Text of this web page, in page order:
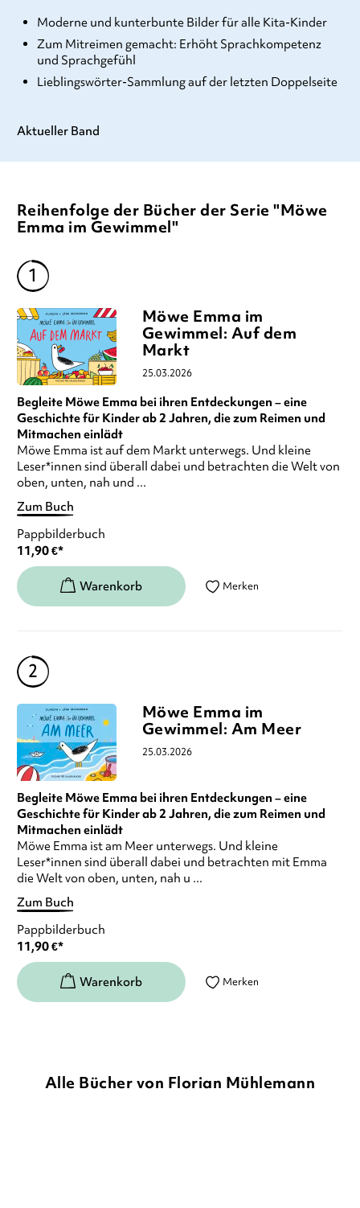
Moderne und kunterbunte Bilder für alle Kita-Kinder
Zum Mitreimen gemacht: Erhöht Sprachkompetenz
und Sprachgefühl
Lieblingswörter-Sammlung auf der letzten Doppelseite
Aktueller Band
Reihenfolge der Bücher der Serie "Möwe
Emma im Gewimmel"
Möwe Emma im
Gewimmel: Auf dem
Markt
25.03.2026
Begleite Möwe Emma bei ihren Entdeckungen – eine
Geschichte für Kinder ab 2 Jahren, die zum Reimen und
Mitmachen einlädt
Möwe Emma ist auf dem Markt unterwegs. Und kleine
Leser*innen sind überall dabei und betrachten die Welt von
oben, unten, nah und ...
Zum Buch
Pappbilderbuch
11,90€*
Merken
Möwe Emma im
Gewimmel: Am Meer
25.03.2026
Begleite Möwe Emma bei ihren Entdeckungen – eine
Geschichte für Kinder ab 2 Jahren, die zum Reimen und
Mitmachen einlädt
Möwe Emma ist am Meer unterwegs. Und kleine
Leser*innen sind überall dabei und betrachten mit Emma
die Welt von oben, unten, nah u ...
Zum Buch
Pappbilderbuch
11,90€*
Merken
Alle Bücher von Florian Mühlemann